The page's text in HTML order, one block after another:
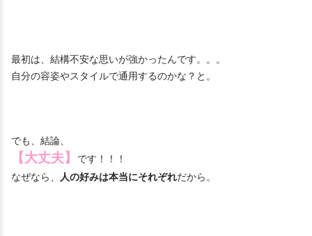
最初は、結構不安な思いが強かったんです。。。
自分の容姿やスタイルで通用するのかな？と。
でも、結論、
【大丈夫】
です！！！
なぜなら、
人の好みは本当にそれぞれだから。